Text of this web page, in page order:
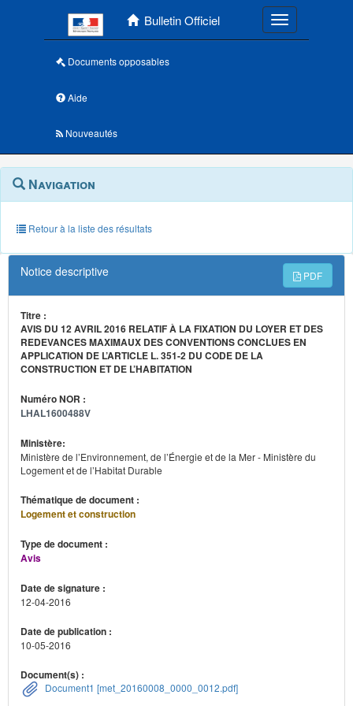
Bulletin Officiel Toggle
Documents opposables
Aide
Nouveautés
Navigation
outils
annexes
Menu
contextuel
Navigation
Retour à la liste des résultats
Notice descriptive PDF
Titre :
AVIS DU 12 AVRIL 2016 RELATIF À LA FIXATION DU LOYER ET DES
REDEVANCES MAXIMAUX DES CONVENTIONS CONCLUES EN
APPLICATION DE L’ARTICLE L. 351-2 DU CODE DE LA
CONSTRUCTION ET DE L’HABITATION
Numéro NOR :
LHAL1600488V
Ministère:
Ministère de l’Environnement, de l’Énergie et de la Mer - Ministère du
Logement et de l’Habitat Durable
Thématique de document :
Logement et construction
Type de document :
Avis
Date de signature :
12-04-2016
Date de publication :
10-05-2016
Document(s) :
Document1 [met_20160008_0000_0012.pdf]